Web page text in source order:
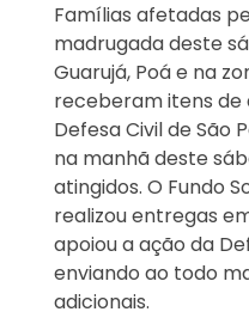
Famílias afetadas
madrugada deste
Guarujá, Poá e na
receberam itens de
Defesa Civil de São
na manhã deste
atingidos. O Fundo
realizou entregas
apoiou a ação da
enviando ao todo
adicionais.